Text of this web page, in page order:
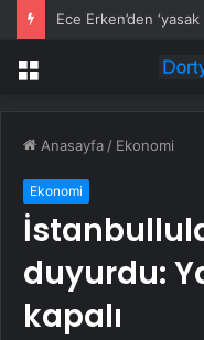
Menü
Anasayfa / Ekonomi
Ekonomi
duyurdu:
kapalı